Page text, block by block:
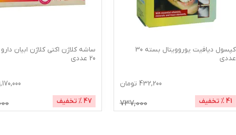
کپسول دیافیت یوروویتال بسته 30
عددی
432,200 تومان
41 % تخفیف 737,000
ساشه کلاژن اکتی کلاژن ابیان
20 عددی
47 % تخفیف